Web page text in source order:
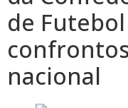
de
nacional